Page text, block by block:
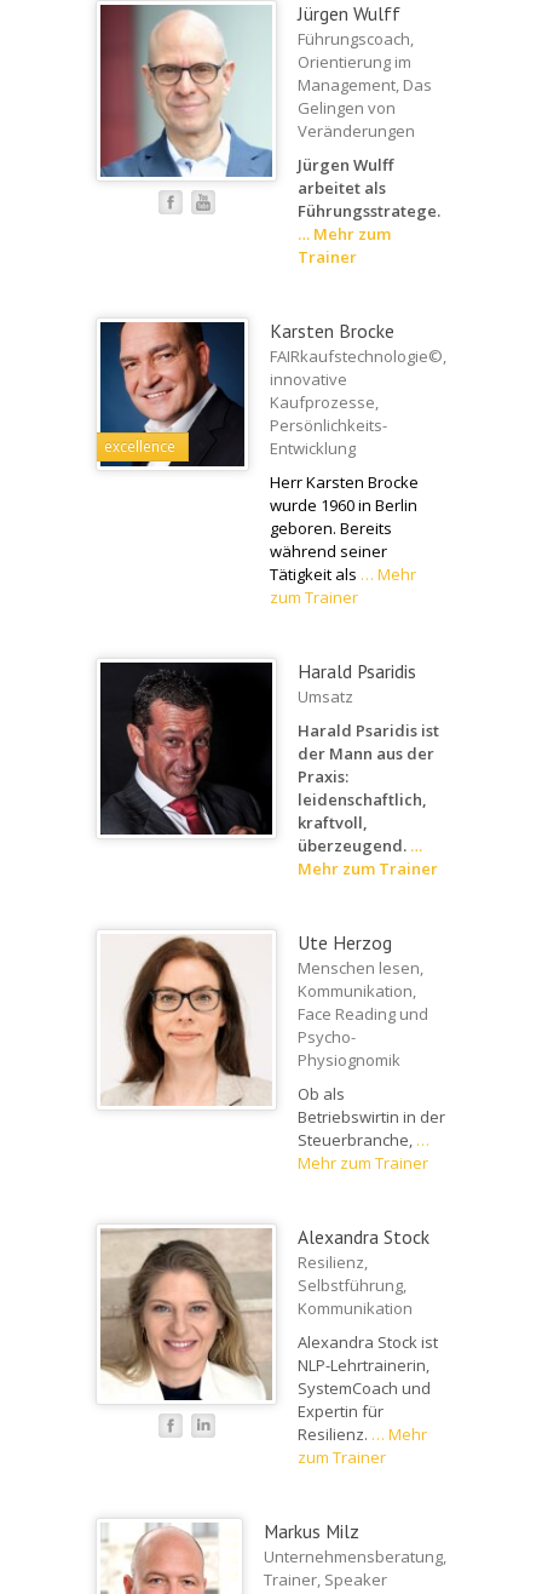
Jürgen Wulff
Führungscoach,
Orientierung im
Management, Das
Gelingen von
Veränderungen
Jürgen Wulff
arbeitet als
Führungsstratege.
… Mehr zum
Trainer
excellence
Karsten Brocke
FAIRkaufstechnologie©,
innovative
Kaufprozesse,
Persönlichkeits-
Entwicklung
Herr Karsten Brocke
wurde 1960 in Berlin
geboren. Bereits
während seiner
Tätigkeit als … Mehr
zum Trainer
Harald Psaridis
Umsatz
Harald Psaridis ist
der Mann aus der
Praxis:
leidenschaftlich,
kraftvoll,
überzeugend. …
Mehr zum Trainer
Ute Herzog
Menschen lesen,
Kommunikation,
Face Reading und
Psycho-
Physiognomik
Ob als
Betriebswirtin in der
Steuerbranche, …
Mehr zum Trainer
Alexandra Stock
Resilienz,
Selbstführung,
Kommunikation
Alexandra Stock ist
NLP-Lehrtrainerin,
SystemCoach und
Expertin für
Resilienz. … Mehr
zum Trainer
Markus Milz
Unternehmensberatung,
Trainer, Speaker